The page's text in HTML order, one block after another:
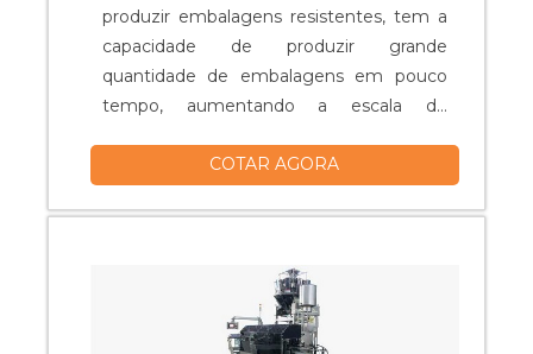
produzir embalagens resistentes, tem a
capacidade de produzir grande
quantidade de embalagens em pouco
tempo, aumentando a escala de
lucros, a partir da comercialização dos
investimento que apresenta ótima
projetada com expertise para alcançar o
melhor índice de apro...
COTAR AGORA